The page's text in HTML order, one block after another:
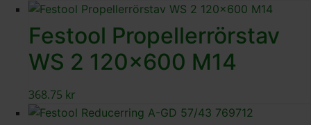
Festool Propellerrörstav
WS 2 120×600 M14
368.75 kr